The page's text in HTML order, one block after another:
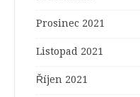
Prosinec 2021
Listopad 2021
Říjen 2021